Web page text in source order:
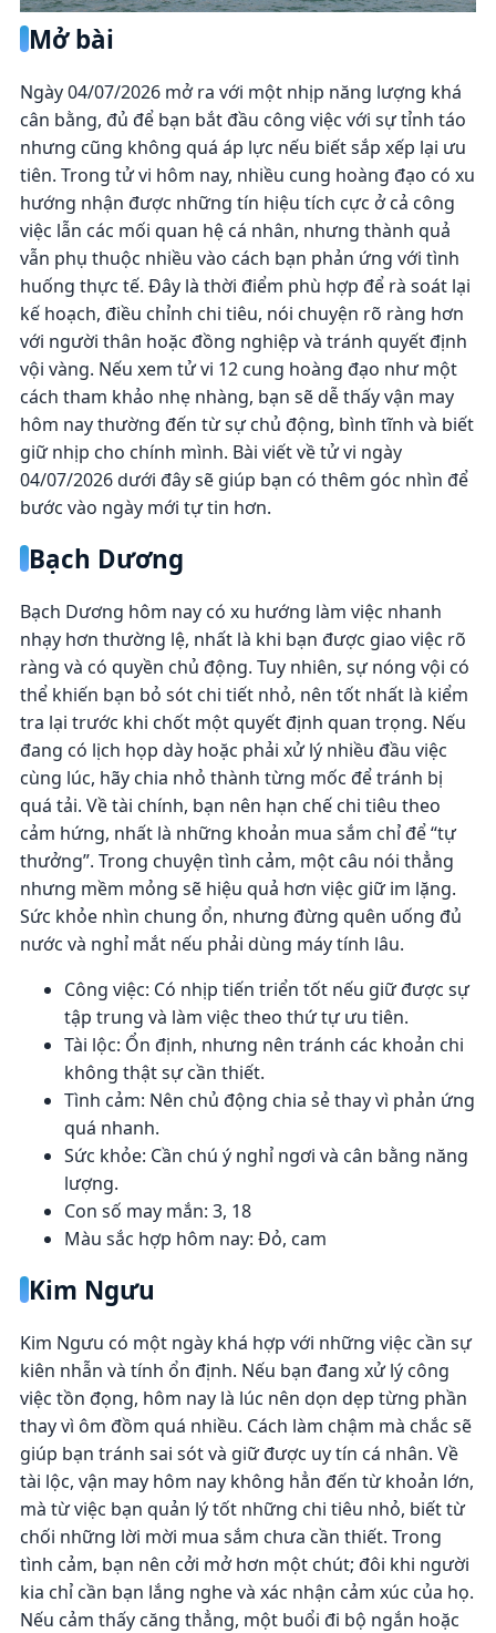
Mở bài
Ngày 04/07/2026 mở ra với một nhịp năng lượng khá
cân bằng, đủ để bạn bắt đầu công việc với sự tỉnh táo
nhưng cũng không quá áp lực nếu biết sắp xếp lại ưu
tiên. Trong tử vi hôm nay, nhiều cung hoàng đạo có xu
hướng nhận được những tín hiệu tích cực ở cả công
việc lẫn các mối quan hệ cá nhân, nhưng thành quả
vẫn phụ thuộc nhiều vào cách bạn phản ứng với tình
huống thực tế. Đây là thời điểm phù hợp để rà soát lại
kế hoạch, điều chỉnh chi tiêu, nói chuyện rõ ràng hơn
với người thân hoặc đồng nghiệp và tránh quyết định
vội vàng. Nếu xem tử vi 12 cung hoàng đạo như một
cách tham khảo nhẹ nhàng, bạn sẽ dễ thấy vận may
hôm nay thường đến từ sự chủ động, bình tĩnh và biết
giữ nhịp cho chính mình. Bài viết về tử vi ngày
04/07/2026 dưới đây sẽ giúp bạn có thêm góc nhìn để
bước vào ngày mới tự tin hơn.
Bạch Dương
Bạch Dương hôm nay có xu hướng làm việc nhanh
nhạy hơn thường lệ, nhất là khi bạn được giao việc rõ
ràng và có quyền chủ động. Tuy nhiên, sự nóng vội có
thể khiến bạn bỏ sót chi tiết nhỏ, nên tốt nhất là kiểm
tra lại trước khi chốt một quyết định quan trọng. Nếu
đang có lịch họp dày hoặc phải xử lý nhiều đầu việc
cùng lúc, hãy chia nhỏ thành từng mốc để tránh bị
quá tải. Về tài chính, bạn nên hạn chế chi tiêu theo
cảm hứng, nhất là những khoản mua sắm chỉ để “tự
thưởng”. Trong chuyện tình cảm, một câu nói thẳng
nhưng mềm mỏng sẽ hiệu quả hơn việc giữ im lặng.
Sức khỏe nhìn chung ổn, nhưng đừng quên uống đủ
nước và nghỉ mắt nếu phải dùng máy tính lâu.
Công việc: Có nhịp tiến triển tốt nếu giữ được sự
tập trung và làm việc theo thứ tự ưu tiên.
Tài lộc: Ổn định, nhưng nên tránh các khoản chi
không thật sự cần thiết.
Tình cảm: Nên chủ động chia sẻ thay vì phản ứng
quá nhanh.
Sức khỏe: Cần chú ý nghỉ ngơi và cân bằng năng
lượng.
Con số may mắn: 3, 18
Màu sắc hợp hôm nay: Đỏ, cam
Kim Ngưu
Kim Ngưu có một ngày khá hợp với những việc cần sự
kiên nhẫn và tính ổn định. Nếu bạn đang xử lý công
việc tồn đọng, hôm nay là lúc nên dọn dẹp từng phần
thay vì ôm đồm quá nhiều. Cách làm chậm mà chắc sẽ
giúp bạn tránh sai sót và giữ được uy tín cá nhân. Về
tài lộc, vận may hôm nay không hẳn đến từ khoản lớn,
mà từ việc bạn quản lý tốt những chi tiêu nhỏ, biết từ
chối những lời mời mua sắm chưa cần thiết. Trong
tình cảm, bạn nên cởi mở hơn một chút; đôi khi người
kia chỉ cần bạn lắng nghe và xác nhận cảm xúc của họ.
Nếu cảm thấy căng thẳng, một buổi đi bộ ngắn hoặc